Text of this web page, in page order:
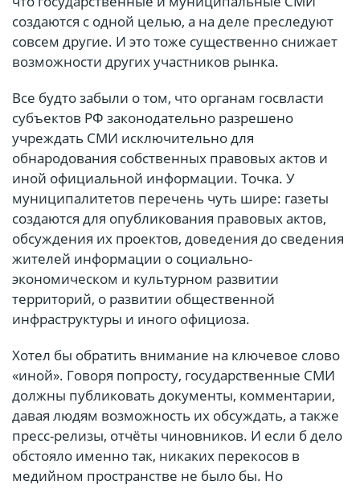
создаются с одной целью, а на деле преследуют
совсем другие. И это тоже существенно снижает
возможности других участников рынка.
Все будто забыли о том, что органам госвласти
субъектов РФ законодательно разрешено
учреждать СМИ исключительно для
обнародования собственных правовых актов и
иной официальной информации. Точка. У
муниципалитетов перечень чуть шире: газеты
создаются для опубликования правовых актов,
обсуждения их проектов, доведения до сведения
жителей информации о социально-
экономическом и культурном развитии
территорий, о развитии общественной
инфраструктуры и иного официоза.
Хотел бы обратить внимание на ключевое слово
«иной». Говоря попросту, государственные СМИ
должны публиковать документы, комментарии,
давая людям возможность их обсуждать, а также
пресс-релизы, отчёты чиновников. И если б дело
обстояло именно так, никаких перекосов в
медийном пространстве не было бы. Но